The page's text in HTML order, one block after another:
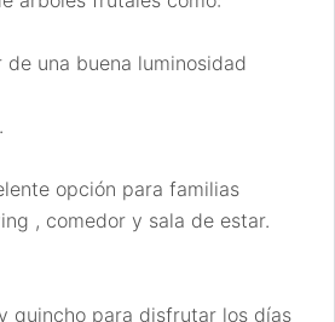
una buena luminosidad
opción para familias
, comedor y sala de estar.
quincho para disfrutar los días